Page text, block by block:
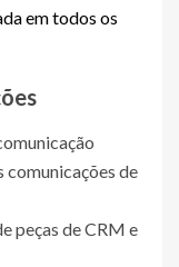
em todos os
comunicações de
peças de CRM e